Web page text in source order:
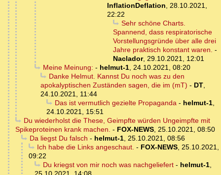
InflationDeflation, 28.10.2021,
22:22
Sehr schöne Charts.
Spannend, dass respiratorische
Vorstellungsgründe über alle drei
Jahre praktisch konstant waren. -
Naclador, 29.10.2021, 12:01
Meine Meinung: - helmut-1, 24.10.2021, 08:20
Danke Helmut. Kannst Du noch was zu den
apokalyptischen Zuständen sagen, die im (mT) - DT,
24.10.2021, 11:44
Das ist vermutlich gezielte Propaganda- helmut-1,
24.10.2021, 15:51
Du wiederholst die These, Geimpfte würden Ungeimpfte mit
Spikeproteinen krank machen. - FOX-NEWS, 25.10.2021, 08:50
Da liegst Du falsch - helmut-1, 25.10.2021, 08:56
Ich habe die Links angeschaut. - FOX-NEWS, 25.10.2021,
09:22
Du kriegst von mir noch was nachgeliefert- helmut-1,